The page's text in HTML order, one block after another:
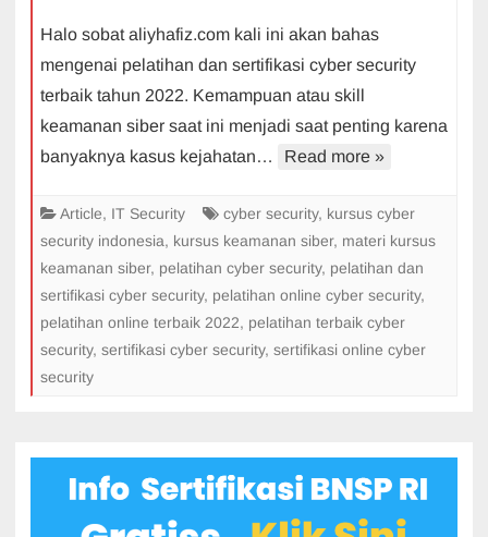
Pelatihan
dan
Sertifikasi
Online
Cyber
Terbaik
2022
Halo sobat aliyhafiz.com kali ini akan bahas
mengenai pelatihan dan sertifikasi cyber security
terbaik tahun 2022. Kemampuan atau skill
keamanan siber saat ini menjadi saat penting karena
banyaknya kasus kejahatan…
Read more »
Article, IT Security cyber security, kursus cyber
security indonesia, kursus keamanan siber, materi kursus
keamanan siber, pelatihan cyber security, pelatihan dan
sertifikasi cyber security, pelatihan online cyber security,
pelatihan online terbaik 2022, pelatihan terbaik cyber
security, sertifikasi cyber security, sertifikasi online cyber
security